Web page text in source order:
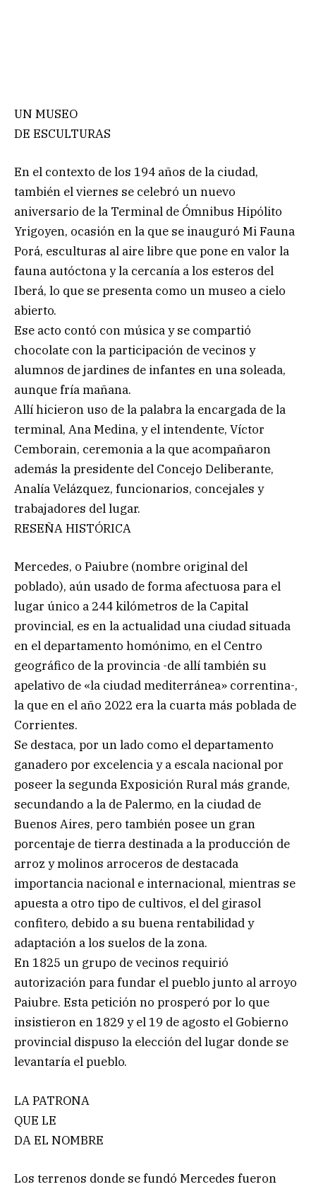
UN MUSEO
DE ESCULTURAS
En el contexto de los 194 años de la ciudad,
también el viernes se celebró un nuevo
aniversario de la Terminal de Ómnibus Hipólito
Yrigoyen, ocasión en la que se inauguró Mi Fauna
Porá, esculturas al aire libre que pone en valor la
fauna autóctona y la cercanía a los esteros del
Iberá, lo que se presenta como un museo a cielo
abierto.
Ese acto contó con música y se compartió
chocolate con la participación de vecinos y
alumnos de jardines de infantes en una soleada,
aunque fría mañana.
Allí hicieron uso de la palabra la encargada de la
terminal, Ana Medina, y el intendente, Víctor
Cemborain, ceremonia a la que acompañaron
además la presidente del Concejo Deliberante,
Analía Velázquez, funcionarios, concejales y
trabajadores del lugar.
RESEÑA HISTÓRICA
Mercedes, o Paiubre (nombre original del
poblado), aún usado de forma afectuosa para el
lugar único a 244 kilómetros de la Capital
provincial, es en la actualidad una ciudad situada
en el departamento homónimo, en el Centro
geográfico de la provincia -de allí también su
apelativo de «la ciudad mediterránea» correntina-,
la que en el año 2022 era la cuarta más poblada de
Corrientes.
Se destaca, por un lado como el departamento
ganadero por excelencia y a escala nacional por
poseer la segunda Exposición Rural más grande,
secundando a la de Palermo, en la ciudad de
Buenos Aires, pero también posee un gran
porcentaje de tierra destinada a la producción de
arroz y molinos arroceros de destacada
importancia nacional e internacional, mientras se
apuesta a otro tipo de cultivos, el del girasol
confitero, debido a su buena rentabilidad y
adaptación a los suelos de la zona.
En 1825 un grupo de vecinos requirió
autorización para fundar el pueblo junto al arroyo
Paiubre. Esta petición no prosperó por lo que
insistieron en 1829 y el 19 de agosto el Gobierno
provincial dispuso la elección del lugar donde se
levantaría el pueblo.
LA PATRONA
QUE LE
DA EL NOMBRE
Los terrenos donde se fundó Mercedes fueron